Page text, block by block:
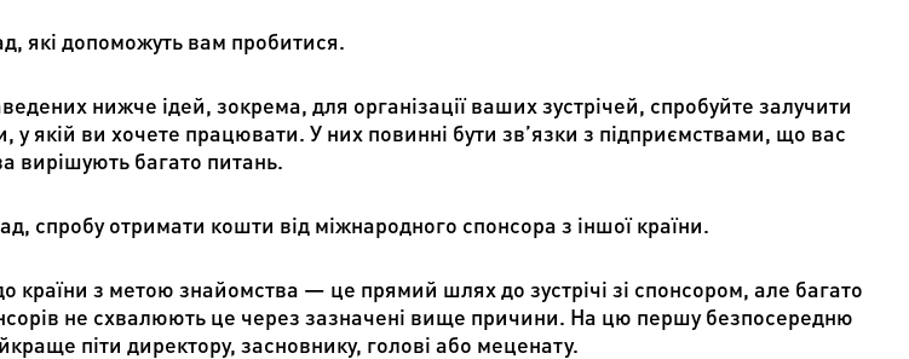
які допоможуть вам пробитися.
нижче ідей, зокрема, для організації ваших зустрічей, спробуйте залучити
у якій ви хочете працювати. У них повинні бути зв’язки з підприємствами, що вас
вирішують багато питань.
спробу отримати кошти від міжнародного спонсора з іншої країни.
країни з метою знайомства — це прямий шлях до зустрічі зі спонсором, але багато
не схвалюють це через зазначені вище причини. На цю першу безпосередню
піти директору, засновнику, голові або меценату.